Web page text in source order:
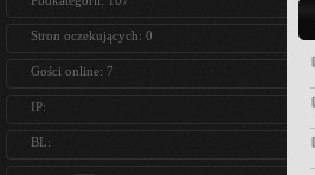
Stron oczekujących: 0
Gości online: 7
IP:
BL: